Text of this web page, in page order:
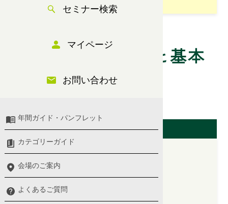
セミナー検索
マイページ
お問い合わせ
年間ガイド・パンフレット
カテゴリーガイド
会場のご案内
よくあるご質問
「検索」からお探しください
主任・係長の役割と基本
行動【一日】
開催日（東京会場）
2025/09/10(水)